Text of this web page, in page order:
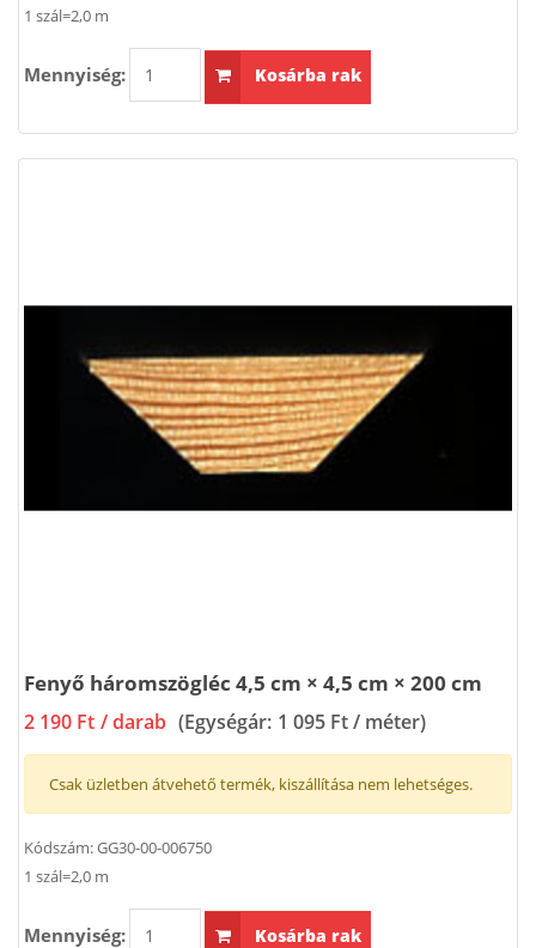
1 szál=2,0 m
Mennyiség: Kosárba rak
Fenyő háromszögléc 4,5 cm × 4,5 cm × 200 cm
2 190 Ft / darab (Egységár: 1 095 Ft / méter)
Csak üzletben átvehető termék, kiszállítása nem lehetséges.
Kódszám:GG30-00-006750
1 szál=2,0 m
Mennyiség: Kosárba rak